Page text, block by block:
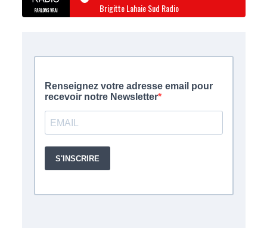
Brigitte Lahaie Sud Radio